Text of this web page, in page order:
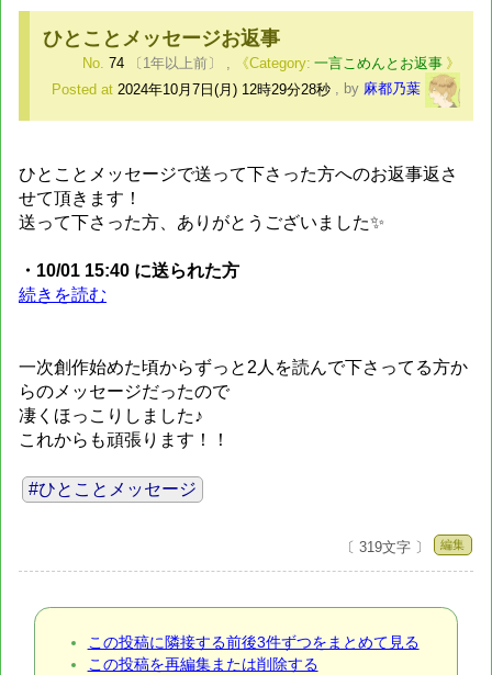
ひとことメッセージお返事
No. 74 〔1年以上前〕 ,
一言こめんとお返事
Posted at 2024年10月7日(月) 12時29分28秒 , by 麻都乃葉
ひとことメッセージで送って下さった方へのお返事返さ
せて頂きます！
送って下さった方、ありがとうございました✨
・10/01 15:40 に送られた方
続きを読む
一次創作始めた頃からずっと2人を読んで下さってる方か
らのメッセージだったので
凄くほっこりしました♪
これからも頑張ります！！
#ひとことメッセージ
〔 319文字 〕 編集
この投稿に隣接する前後3件ずつをまとめて見る
この投稿を再編集または削除する